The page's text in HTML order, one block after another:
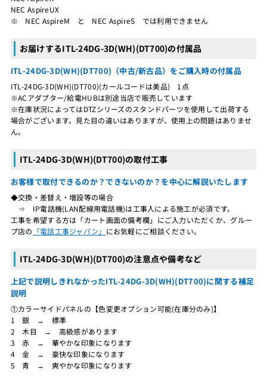
NEC AspireUX
※ NEC AspireM と NEC AspireS では利用できません
お届けするITL-24DG-3D(WH)(DT700)の付属品
ITL-24DG-3D(WH)(DT700)（中古/新古品）をご購入時の付属品
ITL-24DG-3D(WH)(DT700)(カールコードは美品) 1点
※ACアダプター/給電HUBは別途当店で販売しています
※在庫状況によってはDTZシリーズのスタンドパーツを使用して出荷する
場合がございます。見た目の違いはありますが、使用上の問題はありませ
ん。
ITL-24DG-3D(WH)(DT700)の取付工事
お客様で取付できるのか？できないのか？を中心に解説いたします
◆交換・差替え・増設等の場合
⇒ IP電話機(LAN配線用電話機)は工事人による施工が必須です。
工事を希望する方は「カート画面の備考欄」にご入力いただくか、グルー
プ店の 「電話工事ジャパン」 にお気軽にご相談ください。
ITL-24DG-3D(WH)(DT700)の注意点や備考など
上記で説明しきれなかったITL-24DG-3D(WH)(DT700)に関する補足
説明
①カラーサイドパネルの【色変更オプション可能(在庫分のみ)】
1 銀 → 標準
2 木目 → 高級感があります
3 赤 → 華やかな印象になります
4 金 → 豪快な印象になります
5 青 → 爽やかな印象になります